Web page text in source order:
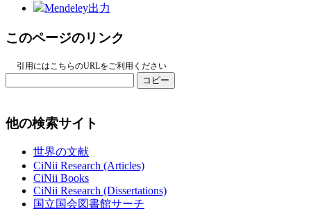
Mendeley出力
このページのリンク
引用にはこちらのURLをご利用ください
コピー
他の検索サイト
世界の文献
CiNii Research (Articles)
CiNii Books
CiNii Research (Dissertations)
国立国会図書館サーチ